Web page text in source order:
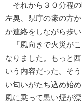
それから３０分程の
左奥、県庁の壕の方
か連絡をしながら歩
「風向きで火災がこ
なりました。もっと
いう内容だった。そ
い匂いがたち込め始
風に乗って黒い煙が